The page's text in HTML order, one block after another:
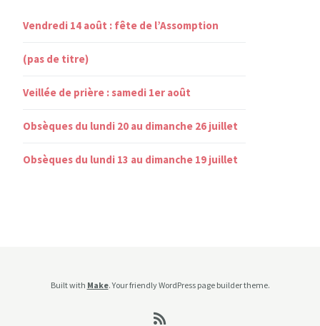
Vendredi 14 août : fête de l’Assomption
(pas de titre)
Veillée de prière : samedi 1er août
Obsèques du lundi 20 au dimanche 26 juillet
Obsèques du lundi 13 au dimanche 19 juillet
Built with Make. Your friendly WordPress page builder theme.